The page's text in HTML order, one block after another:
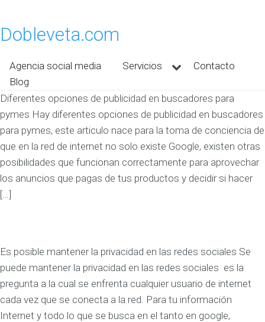
Dobleveta.com
Agencia social media Servicios
Contacto
Blog
Diferentes opciones de publicidad en buscadores para
pymes Hay diferentes opciones de publicidad en buscadores
para pymes, este articulo nace para la toma de conciencia de
que en la red de internet no solo existe Google, existen otras
posibilidades que funcionan correctamente para aprovechar
los anuncios que pagas de tus productos y decidir si hacer
[…]
Es posible mantener la privacidad en las redes sociales Se
puede mantener la privacidad en las redes sociales es la
pregunta a la cual se enfrenta cualquier usuario de internet
cada vez que se conecta a la red. Para tu información
Internet y todo lo que se busca en el tanto en google,